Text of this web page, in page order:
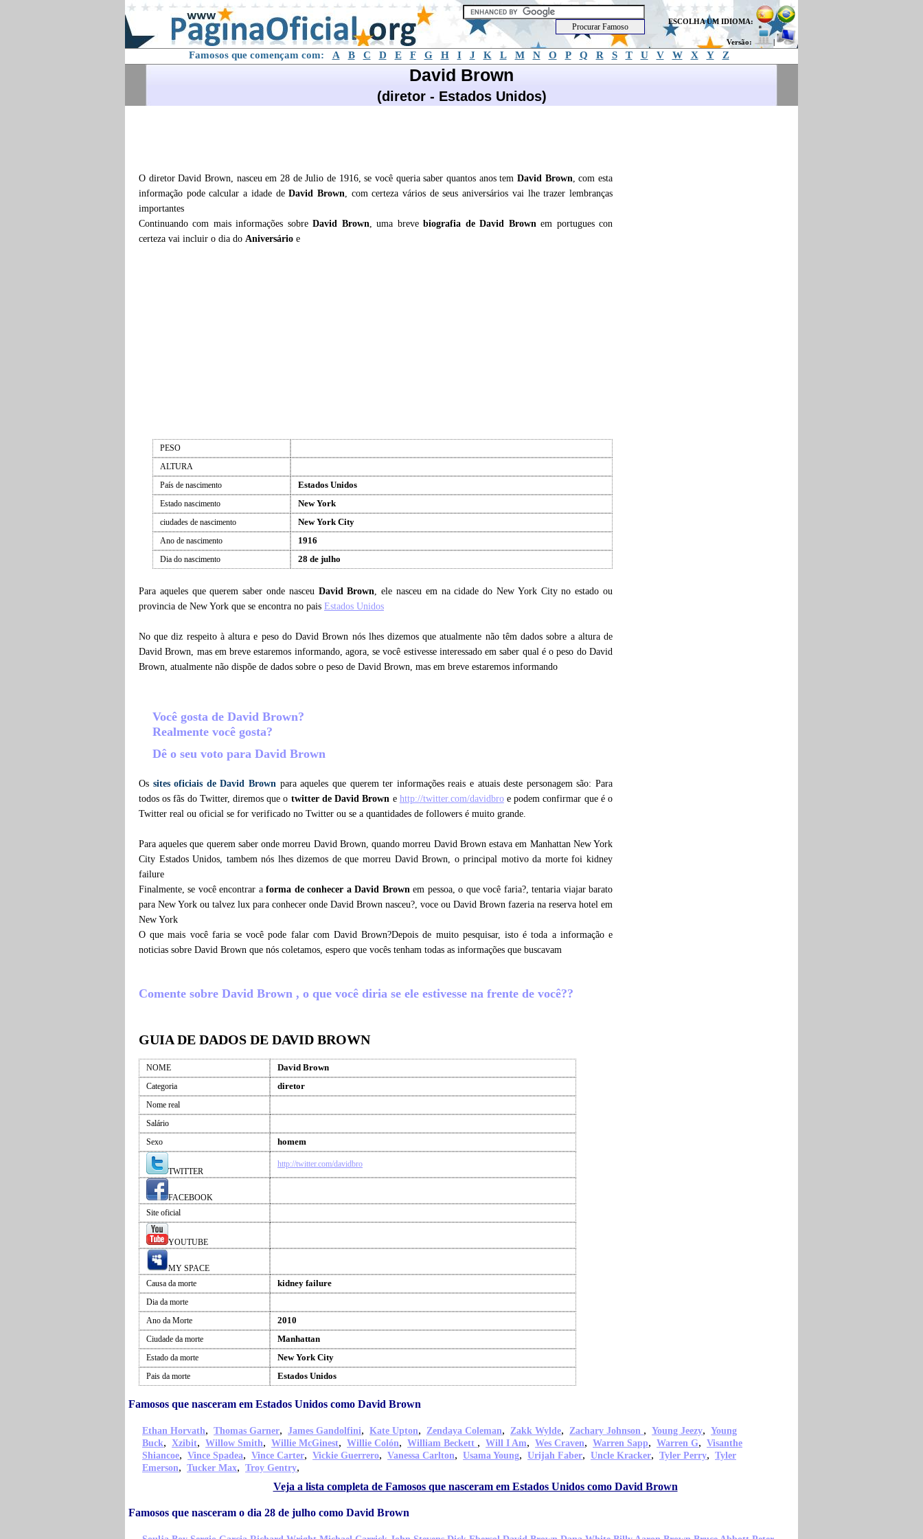
ESCOLHA UM IDIOMA:
Versão: |
Famosos que començam com: A B C D E F G H I J K L M N O P Q R S T U V W X Y Z
David Brown
(diretor - Estados Unidos)
O diretor David Brown, nasceu em 28 de Julio de 1916, se você queria saber quantos anos tem David Brown, com esta
informação pode calcular a idade deDavid Brown, com certeza vários de seus aniversários vai lhe trazer lembranças
importantes
Continuando com mais informações sobreDavid Brown, uma brevebiografia deDavid Brownem portugues con
certeza vai incluir o dia do Aniversário e
PESO
ALTURA
País de nascimento
Estados Unidos
Estado nascimento New York
ciudades de nascimento New York City
Ano de nascimento 1916
Dia do nascimento 28 de julho
Para aqueles que querem saber onde nasceu David Brown, ele nasceu em na cidade do New York City no estado ou
provincia de New York que se encontra no pais Estados Unidos
No que diz respeito à altura e peso do David Brown nós lhes dizemos que atualmente não têm dados sobre a altura de
David Brown, mas em breve estaremos informando, agora, se você estivesse interessado em saber qual é o peso do David
Brown, atualmente não dispõe de dados sobre o peso de David Brown, mas em breve estaremos informando
Você gosta de David Brown?
Realmente você gosta?
Dê o seu voto para David Brown
Os sites oficiais de David Brown para aqueles que querem ter informações reais e atuais deste personagem são: Para
todos os fãs do Twitter, diremos que o twitter de David Brown e http://twitter.com/davidbroe podem confirmar que é o
Twitter real ou oficial se for verificado no Twitter ou se a quantidades de followers é muito grande.
Para aqueles que querem saber onde morreu David Brown, quando morreu David Brown estava em Manhattan New York
City Estados Unidos, tambem nós lhes dizemos de que morreu David Brown, o principal motivo da morte foi kidney
failure
Finalmente, se você encontrar aforma de conhecer a David Brownem pessoa, o que você faria?, tentaria viajar barato
para New York ou talvez lux para conhecer onde David Brown nasceu?, voce ou David Brown fazeria na reserva hotel em
New York
O que mais você faria se você pode falar com David Brown?Depois de muito pesquisar, isto é toda a informação e
noticias sobre David Brown que nós coletamos, espero que vocês tenham todas as informações que buscavam
Comente sobre David Brown , o que você diria se ele estivesse na frente de você??
GUIA DE DADOS DE DAVID BROWN
NOME David Brown
Categoria diretor
Nome real
Salário
Sexo
homem
TWITTER
http://twitter.com/davidbro
FACEBOOK
Site oficial
YOUTUBE
MY SPACE
Causa da morte
kidney failure
Dia da morte
Ano da Morte
2010
Ciudade da morte Manhattan
Estado da morte New York City
Pais da morte Estados Unidos
Famosos que nasceram em Estados Unidos como David Brown
Ethan Horvath, Thomas Garner, James Gandolfini, Kate Upton, Zendaya Coleman, Zakk Wylde, Zachary Johnson , Young Jeezy, Young
Buck, Xzibit, Willow Smith, Willie McGinest, Willie Colón, William Beckett , Will I Am, Wes Craven, Warren Sapp, Warren G, Visanthe
Shiancoe, Vince Spadea, Vince Carter, Vickie Guerrero, Vanessa Carlton, Usama Young, Urijah Faber, Uncle Kracker, Tyler Perry, Tyler
Emerson, Tucker Max, Troy Gentry,
Veja a lista completa de Famosos que nasceram em Estados Unidos como David Brown
Famosos que nasceram o dia 28 de julho como David Brown